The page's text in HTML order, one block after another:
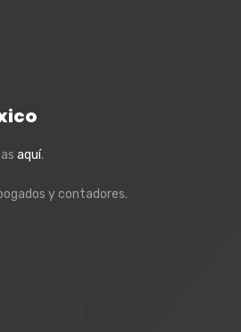
aquí.
y contadores.